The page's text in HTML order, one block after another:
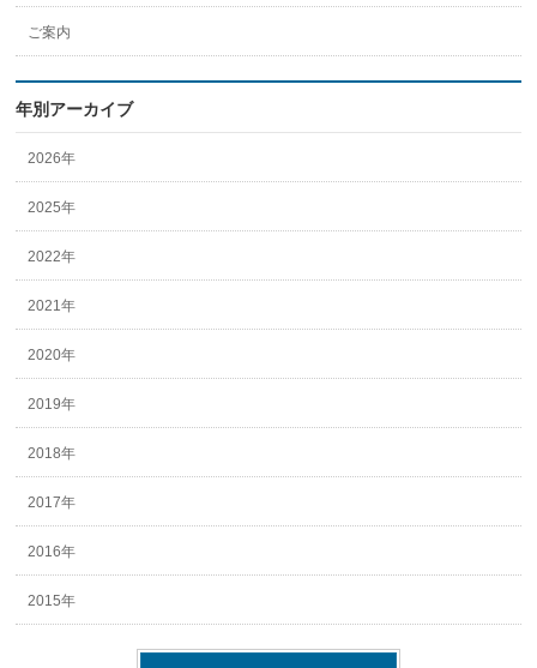
ご案内
年別アーカイブ
2026年
2025年
2022年
2021年
2020年
2019年
2018年
2017年
2016年
2015年